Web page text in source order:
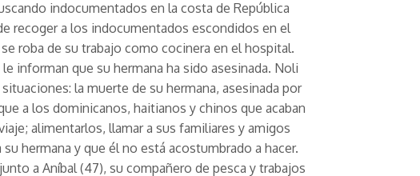
indocumentados en la costa de República
recoger a los indocumentados escondidos en el
roba de su trabajo como cocinera en el hospital.
informan que su hermana ha sido asesinada. Noli
la muerte de su hermana, asesinada por
a los dominicanos, haitianos y chinos que acaban
alimentarlos, llamar a sus familiares y amigos
hermana y que él no está acostumbrado a hacer.
a Aníbal (47), su compañero de pesca y trabajos